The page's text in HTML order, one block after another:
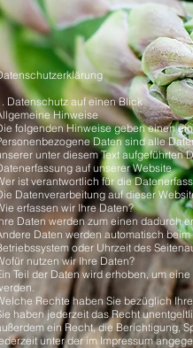
Datenschutz auf einen Blick
Hinweise
folgenden Hinweise geben einen
Daten sind alle
unter diesem Text aufgeführten
auf unserer Website
ist verantwortlich für die
Datenverarbeitung auf dieser
erfassen wir Ihre Daten?
Daten werden zum einen dadurch
Daten werden automatisch
oder Uhrzeit des
nutzen wir Ihre Daten?
Teil der Daten wird erhoben, um
Rechte haben Sie bezüglich
haben jederzeit das Recht
ein Recht, die Berichtigung,
unter der im Impressum